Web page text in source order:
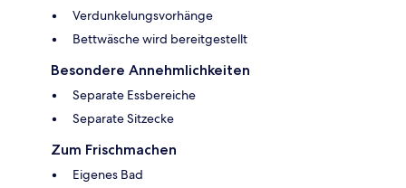
Verdunkelungsvorhänge
Bettwäsche wird bereitgestellt
Besondere Annehmlichkeiten
Separate Essbereiche
Separate Sitzecke
Zum Frischmachen
Eigenes Bad